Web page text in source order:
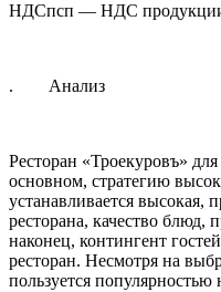
НДСпсп — НДС продукции
. Анализ
Ресторан «Троекуровъ»
основном, стратегию
устанавливается высокая,
ресторана, качество блюд,
наконец, контингент
ресторан. Несмотря на
пользуется